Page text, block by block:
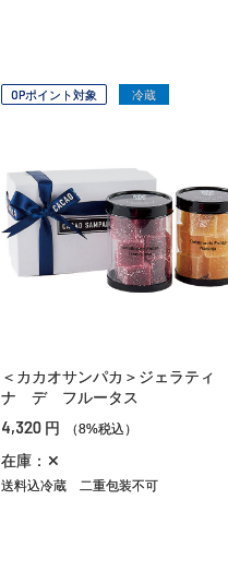
OPポイント対象 冷蔵
＜カカオサンパカ＞ジェラティ
ナ デ フルータス
4,320 円 （8%税込）
在庫：✕
送料込冷蔵 二重包装不可